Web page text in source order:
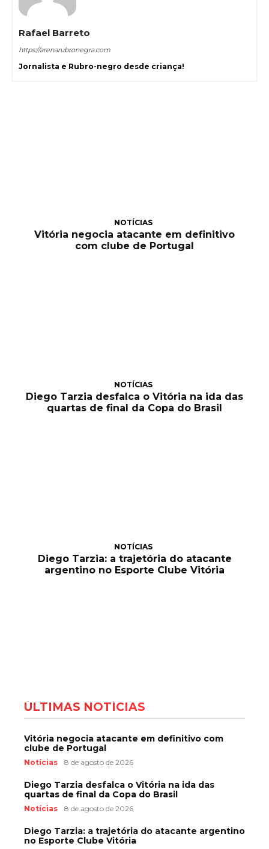
Rafael Barreto
https://arenarubronegra.com
Jornalista e Rubro-negro desde criança!
NOTÍCIAS
Vitória negocia atacante em definitivo
com clube de Portugal
NOTÍCIAS
Diego Tarzia desfalca o Vitória na ida das
quartas de final da Copa do Brasil
NOTÍCIAS
Diego Tarzia: a trajetória do atacante
argentino no Esporte Clube Vitória
ÚLTIMAS NOTÍCIAS
Vitória negocia atacante em definitivo com
clube de Portugal
Notícias 8 de agosto de 2026
Diego Tarzia desfalca o Vitória na ida das
quartas de final da Copa do Brasil
Notícias 8 de agosto de 2026
Diego Tarzia: a trajetória do atacante argentino
no Esporte Clube Vitória